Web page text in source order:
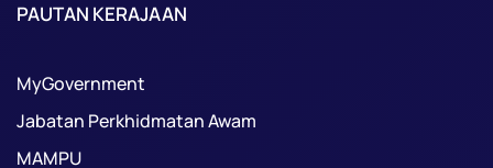
PAUTAN KERAJAAN
MyGovernment
Jabatan Perkhidmatan Awam
MAMPU